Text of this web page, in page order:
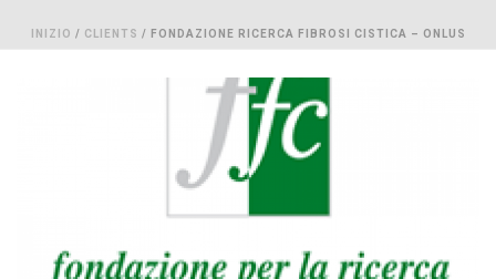
INIZIO / CLIENTS / FONDAZIONE RICERCA FIBROSI CISTICA – ONLUS